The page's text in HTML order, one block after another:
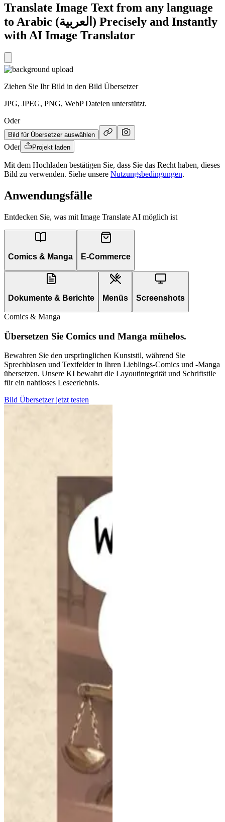
Translate Image Text from any language
to Arabic (العربية) Precisely and Instantly
with AI Image Translator
Ziehen Sie Ihr Bild in den Bild Übersetzer
JPG, JPEG, PNG, WebP Dateien unterstützt.
Oder
Bild für Übersetzer auswählen
Oder Projekt laden
Mit dem Hochladen bestätigen Sie, dass Sie das Recht haben, dieses
Bild zu verwenden. Siehe unsere Nutzungsbedingungen.
Anwendungsfälle
Entdecken Sie, was mit Image Translate AI möglich ist
Comics & Manga E-Commerce
Dokumente & Berichte Menüs Screenshots
Comics & Manga
Übersetzen Sie Comics und Manga mühelos.
Bewahren Sie den ursprünglichen Kunststil, während Sie
Sprechblasen und Textfelder in Ihren Lieblings-Comics und -Manga
übersetzen. Unsere KI bewahrt die Layoutintegrität und Schriftstile
für ein nahtloses Leseerlebnis.
Bild Übersetzer jetzt testen